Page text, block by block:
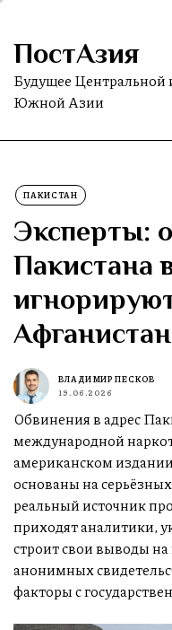
Skip
the
content
ПостАзия
Будущее Центральной
Южной Азии
ПАКИСТАН
Эксперты:
Пакистана
ВЛАДИМИР ПЕСКОВ
19.06.2026
Обвинения в адрес
международной
американском
основаны на
реальный источник
приходят аналитики,
строит свои выводы
анонимных
факторы с